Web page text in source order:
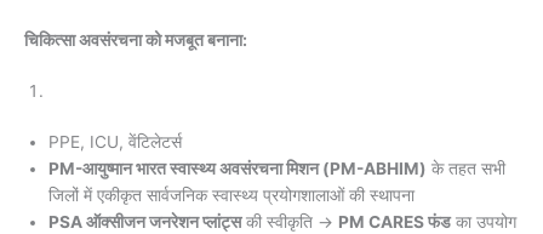
चिकित्सा अवसंरचना को मजबूत बनाना:
PPE, ICU, वेंटिलेटर्स
PM-आयुष्मान भारत स्वास्थ्य अवसंरचना मिशन (PM-ABHIM) के तहत सभी
जिलों में एकीकृत सार्वजनिक स्वास्थ्य प्रयोगशालाओं की स्थापना
PSA ऑक्सीजन जनरेशन प्लांट्सकी स्वीकृति → PM CARES फंडका उपयोग